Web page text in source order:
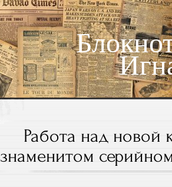
Работа над новой
знаменитом